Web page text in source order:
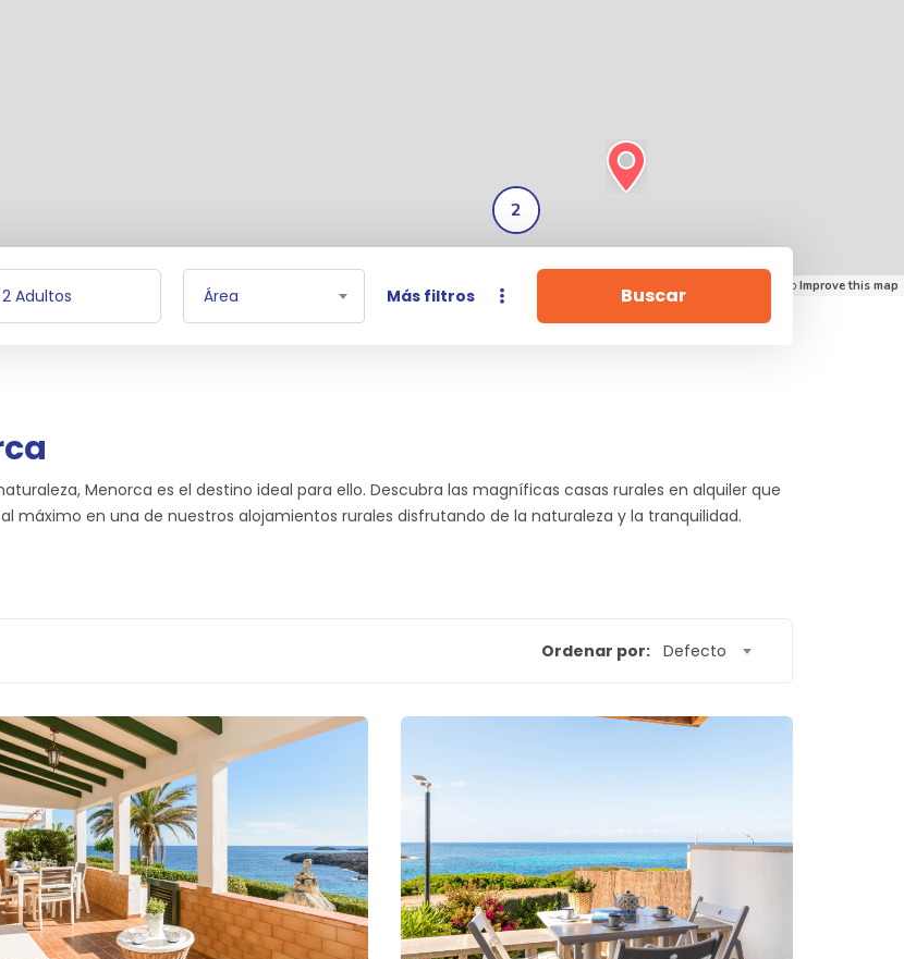
2
Leaflet| © OpenStreetMap Improve this map
Área Más filtros Buscar
Menorca es el destino ideal para ello. Descubra las magníficas casas rurales en alquiler que
máximo en una de nuestros alojamientos rurales disfrutando de la naturaleza y la tranquilidad.
Ordenar por: Defecto